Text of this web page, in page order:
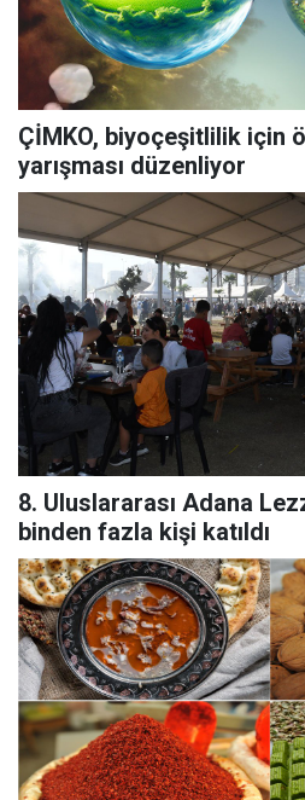
ÇİMKO, biyoçeşitlilik için
yarışması düzenliyor
8. Uluslararası Adana
binden fazla kişi katıldı